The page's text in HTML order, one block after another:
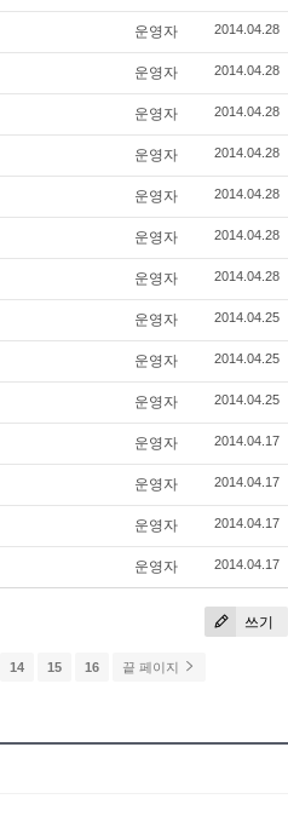
운영자 2014.04.28
운영자 2014.04.28
운영자 2014.04.28
운영자 2014.04.28
운영자 2014.04.28
운영자 2014.04.28
운영자 2014.04.28
운영자 2014.04.25
운영자 2014.04.25
운영자 2014.04.25
운영자 2014.04.17
운영자 2014.04.17
운영자 2014.04.17
운영자 2014.04.17
쓰기
14 15 16 끝 페이지